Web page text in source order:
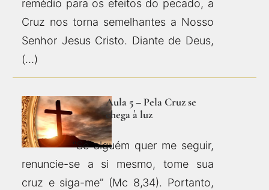
remédio para os efeitos do pecado, a
Cruz nos torna semelhantes a Nosso
Senhor Jesus Cristo. Diante de Deus,
(…)
Aula 5 – Pela Cruz se
chega à luz
“Se alguém quer me seguir,
renuncie-se a si mesmo, tome sua
cruz e siga-me” (Mc 8,34). Portanto,